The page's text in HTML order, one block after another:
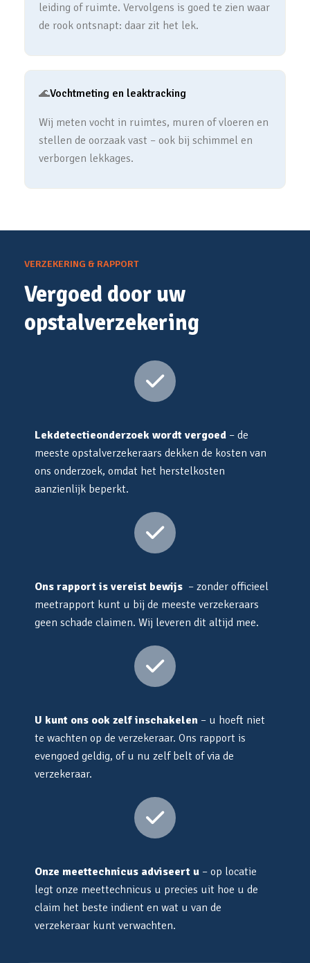
leiding of ruimte. Vervolgens is goed te zien waar
de rook ontsnapt: daar zit het lek.
🌊Vochtmeting en leaktracking
Wij meten vocht in ruimtes, muren of vloeren en
stellen de oorzaak vast – ook bij schimmel en
verborgen lekkages.
VERZEKERING & RAPPORT
Vergoed door uw
opstalverzekering
Lekdetectieonderzoek wordt vergoed – de
meeste opstalverzekeraars dekken de kosten van
ons onderzoek, omdat het herstelkosten
aanzienlijk beperkt.
Ons rapport is vereist bewijs – zonder officieel
meetrapport kunt u bij de meeste verzekeraars
geen schade claimen. Wij leveren dit altijd mee.
U kunt ons ook zelf inschakelen – u hoeft niet
te wachten op de verzekeraar. Ons rapport is
evengoed geldig, of u nu zelf belt of via de
verzekeraar.
Onze meettechnicus adviseert u – op locatie
legt onze meettechnicus u precies uit hoe u de
claim het beste indient en wat u van de
verzekeraar kunt verwachten.